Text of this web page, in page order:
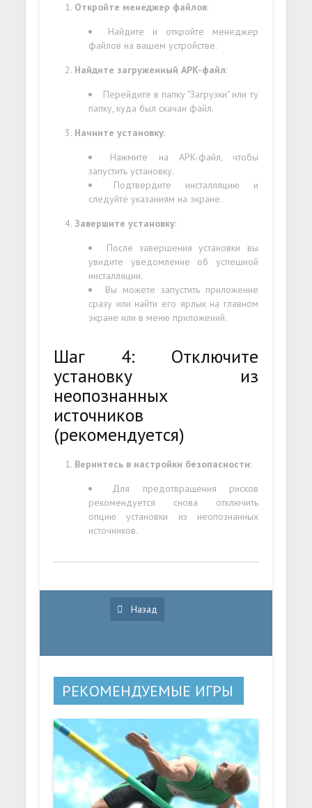
Откройте менеджер файлов:
Найдите и откройте менеджер
файлов на вашем устройстве.
Найдите загруженный APK-файл:
Перейдите в папку "Загрузки" или ту
папку, куда был скачан файл.
Начните установку:
Нажмите на APK-файл, чтобы
запустить установку.
Подтвердите инсталляцию и
следуйте указаниям на экране.
Завершите установку:
После завершения установки вы
увидите уведомление об успешной
инсталляции.
Вы можете запустить приложение
сразу или найти его ярлык на главном
экране или в меню приложений.
Шаг 4: Отключите
установку из
неопознанных
источников
(рекомендуется)
Вернитесь в настройки безопасности:
Для предотвращения рисков
рекомендуется снова отключить
опцию установки из неопознанных
источников.
Назад
РЕКОМЕНДУЕМЫЕ ИГРЫ